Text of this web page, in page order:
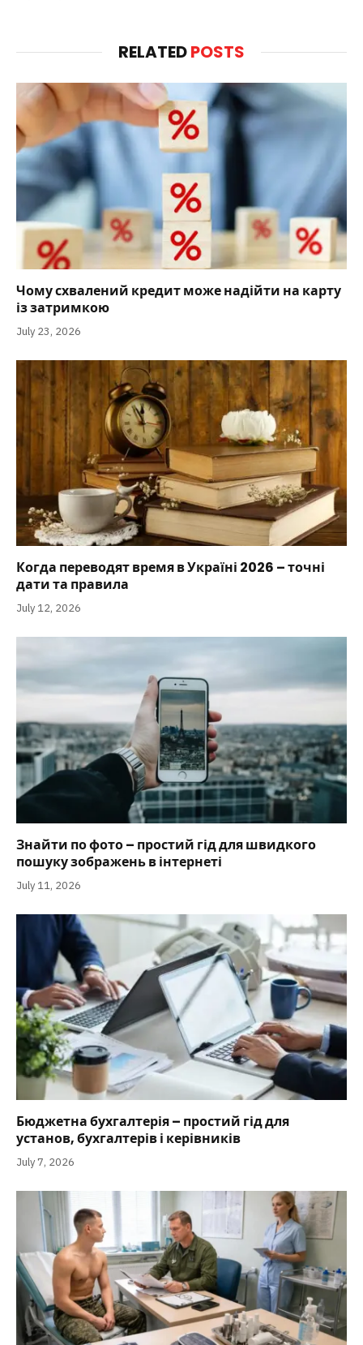
RELATEDPOSTS
Чому схвалений кредит може надійти на карту
із затримкою
July 23, 2026
Когда переводят время в Україні 2026 – точні
дати та правила
July 12, 2026
Знайти по фото – простий гід для швидкого
пошуку зображень в інтернеті
July 11, 2026
Бюджетна бухгалтерія – простий гід для
установ, бухгалтерів і керівників
July 7, 2026